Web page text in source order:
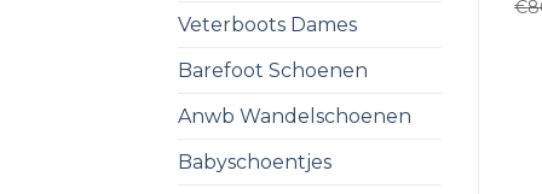
Veterboots Dames
Barefoot Schoenen
Anwb Wandelschoenen
Babyschoentjes
€